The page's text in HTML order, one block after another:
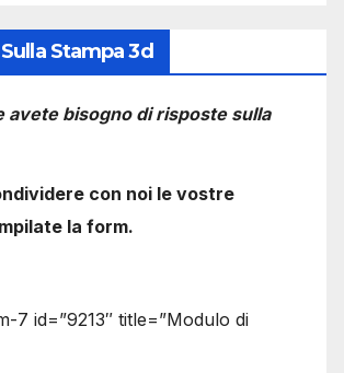
Stampa 3d
avete bisogno di risposte sulla
con noi le vostre
la form.
7 id=”9213″ title=”Modulo di